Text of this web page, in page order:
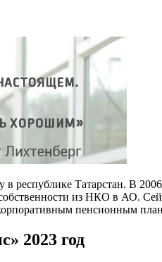
республике Татарстан. В
из НКО в АО.
пенсионным
2023 год